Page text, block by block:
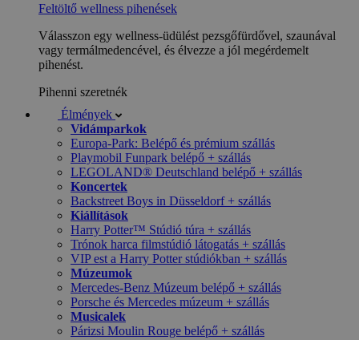
Feltöltő wellness pihenések
Válasszon egy wellness-üdülést pezsgőfürdővel, szaunával
vagy termálmedencével, és élvezze a jól megérdemelt
pihenést.
Pihenni szeretnék
Élmények
Vidámparkok
Europa-Park: Belépő és prémium szállás
Playmobil Funpark belépő + szállás
LEGOLAND® Deutschland belépő + szállás
Koncertek
Backstreet Boys in Düsseldorf + szállás
Kiállítások
Harry Potter™ Stúdió túra + szállás
Trónok harca filmstúdió látogatás + szállás
VIP est a Harry Potter stúdiókban + szállás
Múzeumok
Mercedes-Benz Múzeum belépő + szállás
Porsche és Mercedes múzeum + szállás
Musicalek
Párizsi Moulin Rouge belépő + szállás